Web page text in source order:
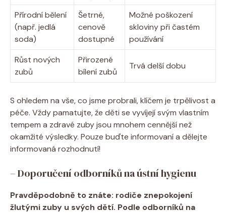
Přírodní bělení
(např. jedlá
soda)
Šetrné,
cenově
dostupné
Možné poškození
skloviny při častém
používání
Růst nových
zubů
Přirozené
bílení zubů
Trvá delší dobu
S ohledem na vše, co jsme probrali, klíčem je trpělivost a
péče. Vždy pamatujte, že děti se vyvíjejí svým vlastním
tempem a zdravé zuby jsou mnohem cennější než
okamžité výsledky. Pouze buďte informovaní a dělejte
informovaná rozhodnutí!
– Doporučení odborníků na ústní hygienu
Pravděpodobně to znáte: rodiče znepokojení
žlutými zuby u svých dětí. Podle odborníků na